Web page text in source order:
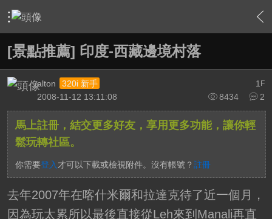
› 影片創作區 › 影片創作綜合討論 › 內容
[景點推薦] 印度-西藏邊境村落
1 F
alton
320i 新手
8434
2
2008-11-12 13:11:08
馬上註冊，結交更多好友，享用更多功能，讓你輕
鬆玩轉社區。
你需要登入 才可以下載或檢視附件。沒有帳號？ 註冊
去年2007年在喀什米爾和拉達克待了近一個月，
因為玩太累所以最後直接從Leh來到Manali再直